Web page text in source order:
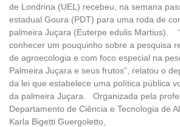
de Londrina (UEL) recebeu, na semana
estadual Goura (PDT) para uma roda de
palmeira Juçara (Euterpe edulis Martius).
conhecer um pouquinho sobre a pesquisa
de agroecologia e com foco especial na
Palmeira Juçara e seus frutos”, relatou o
da lei que estabelece uma política pública
da palmeira Juçara. Organizada pela
Departamento de Ciência e Tecnologia de
Karla Bigetti Guergoletto,